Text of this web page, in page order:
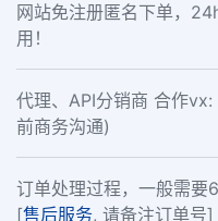
网站免注册匿名下单，
用！
代理、API分销商 合作
前商务沟通)
订单处理过程，一般需要
[售后服务, 请备注订单号]